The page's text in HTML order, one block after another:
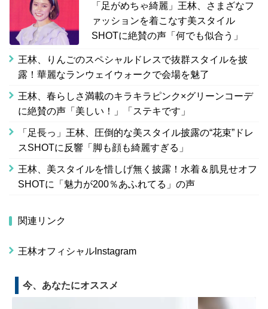
「足がめちゃ綺麗」王林、さまざなフ
ァッションを着こなす美スタイル
SHOTに絶賛の声「何でも似合う」
王林、りんごのスペシャルドレスで抜群スタイルを披
露！華麗なランウェイウォークで会場を魅了
王林、春らしさ満載のキラキラピンク×グリーンコーデ
に絶賛の声「美しい！」「ステキです」
「足長っ」王林、圧倒的な美スタイル披露の“花束”ドレ
スSHOTに反響「脚も顔も綺麗すぎる」
王林、美スタイルを惜しげ無く披露！水着＆肌見せオフ
SHOTに「魅力が200％あふれてる」の声
関連リンク
王林オフィシャルInstagram
今、あなたにオススメ